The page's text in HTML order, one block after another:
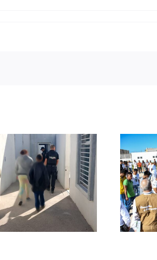
Respalda SSP a
madres
buscadoras para
realizar acciones
de localización en
CERERESO varonil